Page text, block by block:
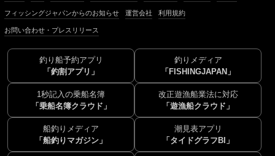
フィッシングジャパンからのお知らせ 運営会社 利用規約
お問い合わせ・プレスリリース
釣り船予約アプリ
「釣割アプリ」
釣りメディア
「FISHINGJAPAN」
1秒記入の乗船名簿
「乗船名簿クラウド」
改正遊漁船業法に対応
「遊漁船クラウド」
船釣りメディア
「船釣りマガジン」
潮見表アプリ
「タイドグラフBI」